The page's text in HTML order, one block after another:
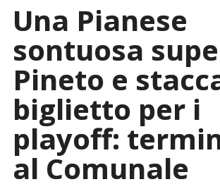
Una Pianese
sontuosa
Pineto e
biglietto per i
playoff:
al Comunale